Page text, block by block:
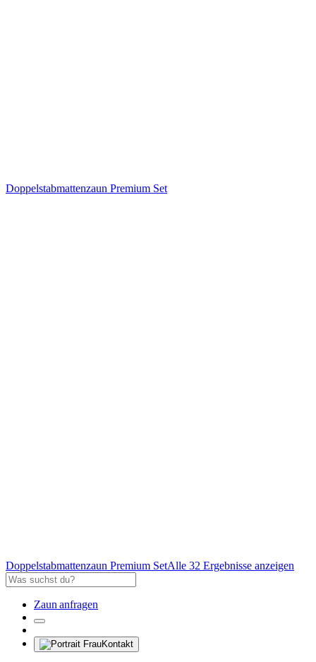
Doppelstabmattenzaun Premium Set
Doppelstabmattenzaun Premium SetAlle 32 Ergebnisse anzeigen
Zaun anfragen
Kontakt